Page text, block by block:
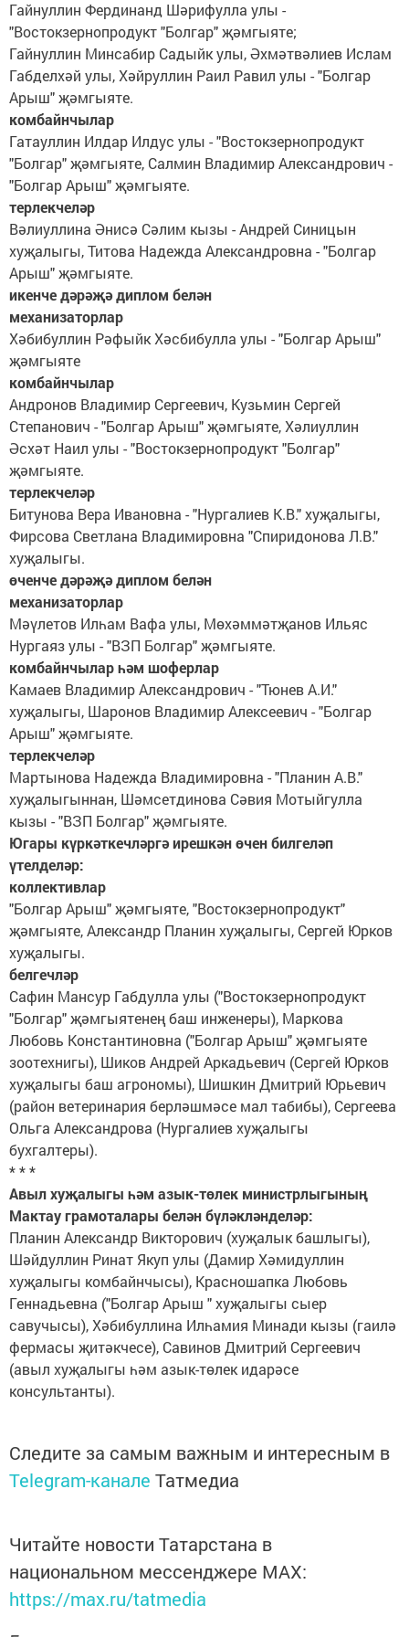
Гайнуллин Фердинанд Шәрифулла улы -
"Востокзернопродукт "Болгар" җәмгыяте;
Гайнуллин Минсабир Садыйк улы, Әхмәтвәлиев Ислам
Габделхәй улы, Хәйруллин Раил Равил улы - "Болгар
Арыш" җәмгыяте.
комбайнчылар
Гатауллин Илдар Илдус улы - "Востокзернопродукт
"Болгар" җәмгыяте, Салмин Владимир Александрович -
"Болгар Арыш" җәмгыяте.
терлекчеләр
Вәлиуллина Әнисә Сәлим кызы - Андрей Синицын
хуҗалыгы, Титова Надежда Александровна - "Болгар
Арыш" җәмгыяте.
икенче дәрәҗә диплом белән
механизаторлар
Хәбибуллин Рәфыйк Хәсбибулла улы - "Болгар Арыш"
җәмгыяте
комбайнчылар
Андронов Владимир Сергеевич, Кузьмин Сергей
Степанович - "Болгар Арыш" җәмгыяте, Хәлиуллин
Әсхәт Наил улы - "Востокзернопродукт "Болгар"
җәмгыяте.
терлекчеләр
Битунова Вера Ивановна - "Нургалиев К.В." хуҗалыгы,
Фирсова Светлана Владимировна "Спиридонова Л.В."
хуҗалыгы.
өченче дәрәҗә диплом белән
механизаторлар
Мәүлетов Илһам Вафа улы, Мөхәммәтҗанов Ильяс
Нургаяз улы - "ВЗП Болгар" җәмгыяте.
комбайнчылар һәм шоферлар
Камаев Владимир Александрович - "Тюнев А.И."
хуҗалыгы, Шаронов Владимир Алексеевич - "Болгар
Арыш" җәмгыяте.
терлекчеләр
Мартынова Надежда Владимировна - "Планин А.В."
хуҗалыгыннан, Шәмсетдинова Сәвия Мотыйгулла
кызы - "ВЗП Болгар" җәмгыяте.
Югары күркәткечләргә ирешкән өчен билгеләп
үтелделәр:
коллективлар
"Болгар Арыш" җәмгыяте, "Востокзернопродукт"
җәмгыяте, Александр Планин хуҗалыгы, Сергей Юрков
хуҗалыгы.
белгечләр
Сафин Мансур Габдулла улы ("Востокзернопродукт
"Болгар" җәмгыятенең баш инженеры), Маркова
Любовь Константиновна ("Болгар Арыш" җәмгыяте
зоотехнигы), Шиков Андрей Аркадьевич (Сергей Юрков
хуҗалыгы баш агрономы), Шишкин Дмитрий Юрьевич
(район ветеринария берләшмәсе мал табибы), Сергеева
Ольга Александрова (Нургалиев хуҗалыгы
бухгалтеры).
* * *
Авыл хуҗалыгы һәм азык-төлек министрлыгының
Мактау грамоталары белән бүләкләнделәр:
Планин Александр Викторович (хуҗалык башлыгы),
Шәйдуллин Ринат Якуп улы (Дамир Хәмидуллин
хуҗалыгы комбайнчысы), Красношапка Любовь
Геннадьевна ("Болгар Арыш " хуҗалыгы сыер
савучысы), Хәбибуллина Илһамия Минади кызы (гаилә
фермасы җитәкчесе), Савинов Дмитрий Сергеевич
(авыл хуҗалыгы һәм азык-төлек идарәсе
консультанты).
Следите за самым важным и интересным в
Telegram-канале Татмедиа
Читайте новости Татарстана в
национальном мессенджере MАХ:
https://max.ru/tatmedia